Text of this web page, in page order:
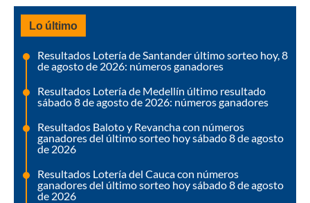
Lo último
Resultados Lotería de Santander último sorteo hoy, 8
de agosto de 2026: números ganadores
Resultados Lotería de Medellín último resultado
sábado 8 de agosto de 2026: números ganadores
Resultados Baloto y Revancha con números
ganadores del último sorteo hoy sábado 8 de agosto
de 2026
Resultados Lotería del Cauca con números
ganadores del último sorteo hoy sábado 8 de agosto
de 2026